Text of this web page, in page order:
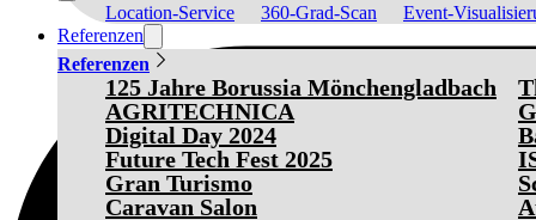
Location-Service 360-Grad-Scan
Event-
Referenzen
Referenzen
125 Jahre Borussia Mönchengladbach
AGRITECHNICA
Digital Day 2024
Future Tech Fest 2025
Gran Turismo
Caravan Salon